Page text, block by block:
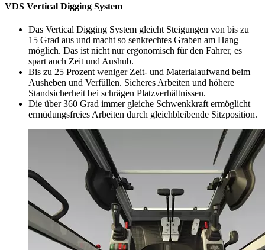
VDS Vertical Digging System
Das Vertical Digging System gleicht Steigungen von bis zu
15 Grad aus und macht so senkrechtes Graben am Hang
möglich. Das ist nicht nur ergonomisch für den Fahrer, es
spart auch Zeit und Aushub.
Bis zu 25 Prozent weniger Zeit- und Materialaufwand beim
Ausheben und Verfüllen. Sicheres Arbeiten und höhere
Standsicherheit bei schrägen Platzverhältnissen.
Die über 360 Grad immer gleiche Schwenkkraft ermöglicht
ermüdungsfreies Arbeiten durch gleichbleibende Sitzposition.